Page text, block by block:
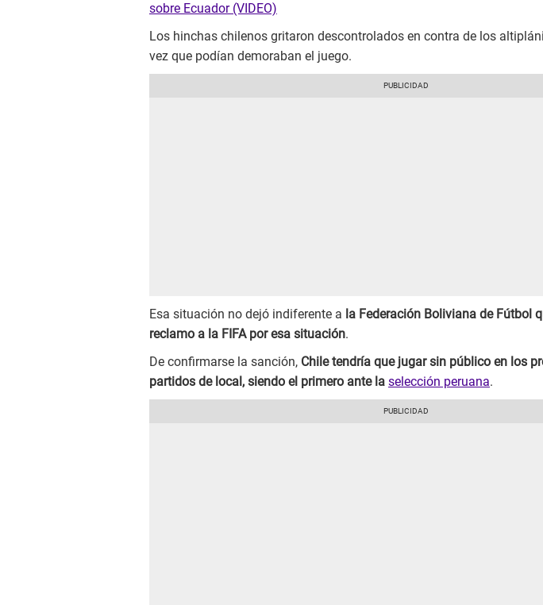
sobre Ecuador (VIDEO)
Los hinchas chilenos gritaron descontrolados en contra de los
vez que podían demoraban el juego.
Esa situación no dejó indiferente a la Federación Boliviana de Fútbol
reclamo a la FIFA por esa situación.
De confirmarse la sanción, Chile tendría que jugar sin público en los
partidos de local, siendo el primero ante la selección peruana.